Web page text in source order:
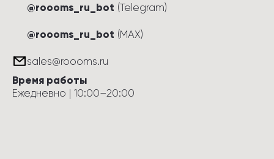
@roooms_ru_bot (Telegram)
@roooms_ru_bot (MAX)
sales@roooms.ru
Время работы
Ежедневно | 10:00–20:00